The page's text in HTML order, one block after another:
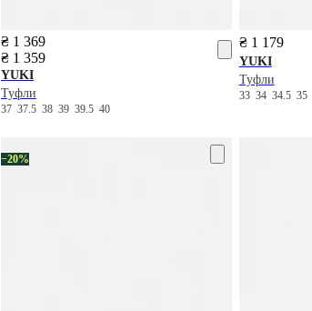
₴ 1 369
₴ 1 359
YUKI
Туфли
37 37.5 38 39 39.5 40
₴ 1 179
YUKI
Туфли
33 34 34.5 35
−20%